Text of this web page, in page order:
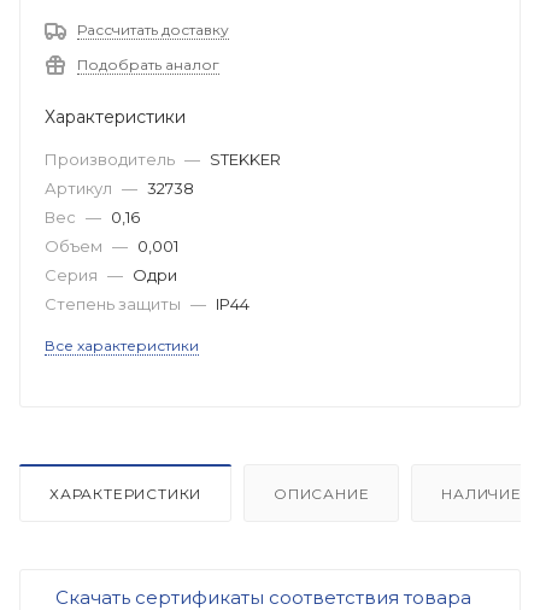
Рассчитать доставку
Подобрать аналог
Характеристики
Производитель — STEKKER
Артикул — 32738
Вес — 0,16
Объем — 0,001
Серия — Одри
Степень защиты — IP44
Все характеристики
ХАРАКТЕРИСТИКИ ОПИСАНИЕ НАЛИЧИЕ
Скачать сертификаты соответствия товара